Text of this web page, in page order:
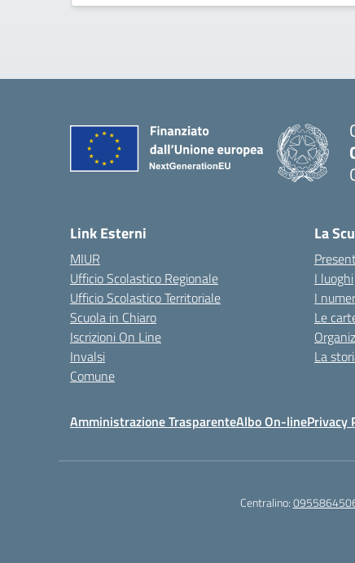
Link Esterni
MIUR
Ufficio Scolastico Regionale
Ufficio Scolastico Territoriale
Scuola in Chiaro
Iscrizioni On Line
Invalsi
Comune
La
I luoghi
I
Le
La
Amministrazione TrasparenteAlbo On-linePrivacy
Centralino: